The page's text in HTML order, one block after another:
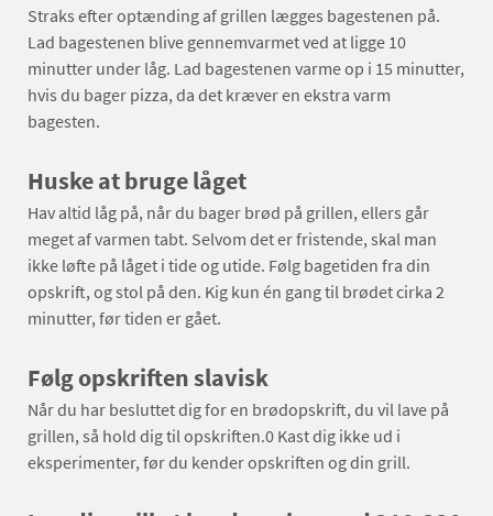
Straks efter optænding af grillen lægges bagestenen på.
Lad bagestenen blive gennemvarmet ved at ligge 10
minutter under låg. Lad bagestenen varme op i 15 minutter,
hvis du bager pizza, da det kræver en ekstra varm
bagesten.
Huske at bruge låget
Hav altid låg på, når du bager brød på grillen, ellers går
meget af varmen tabt. Selvom det er fristende, skal man
ikke løfte på låget i tide og utide. Følg bagetiden fra din
opskrift, og stol på den. Kig kun én gang til brødet cirka 2
minutter, før tiden er gået.
Følg opskriften slavisk
Når du har besluttet dig for en brødopskrift, du vil lave på
grillen, så hold dig til opskriften.0 Kast dig ikke ud i
eksperimenter, før du kender opskriften og din grill.